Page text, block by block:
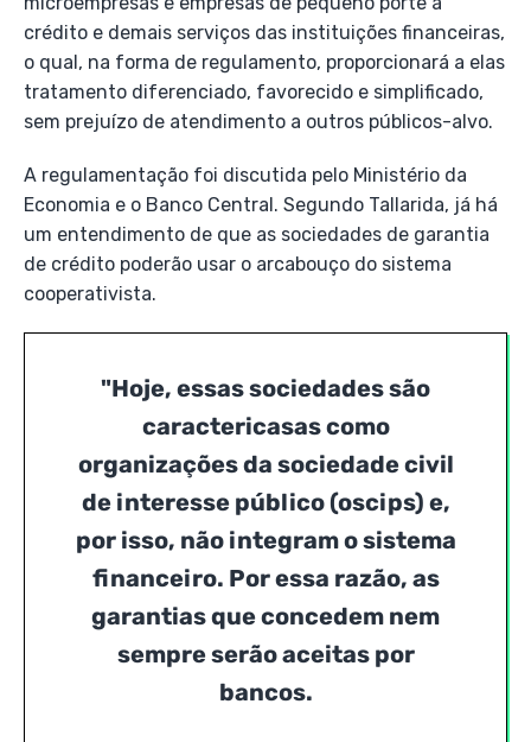
crédito e demais serviços das instituições financeiras,
o qual, na forma de regulamento, proporcionará a elas
tratamento diferenciado, favorecido e simplificado,
sem prejuízo de atendimento a outros públicos-alvo.
A regulamentação foi discutida pelo Ministério da
Economia e o Banco Central. Segundo Tallarida, já há
um entendimento de que as sociedades de garantia
de crédito poderão usar o arcabouço do sistema
cooperativista.
"Hoje, essas sociedades são
caractericasas como
organizações da sociedade civil
de interesse público (oscips) e,
por isso, não integram o sistema
financeiro. Por essa razão, as
garantias que concedem nem
sempre serão aceitas por
bancos.